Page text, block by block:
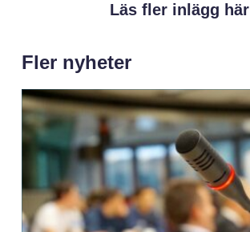
Läs fler inlägg här
Fler nyheter